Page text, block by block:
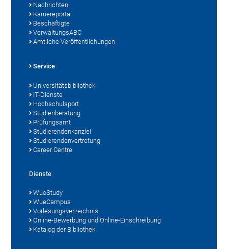
Nachrichten
Karriereportal
Beschäftigte
VerwaltungsABC
Amtliche Veröffentlichungen
Service
Universitätsbibliothek
IT-Dienste
Hochschulsport
Studienberatung
Prüfungsamt
Studierendenkanzlei
Studierendenvertretung
Career Centre
Dienste
WueStudy
WueCampus
Vorlesungsverzeichnis
Online-Bewerbung und Online-Einschreibung
Katalog der Bibliothek